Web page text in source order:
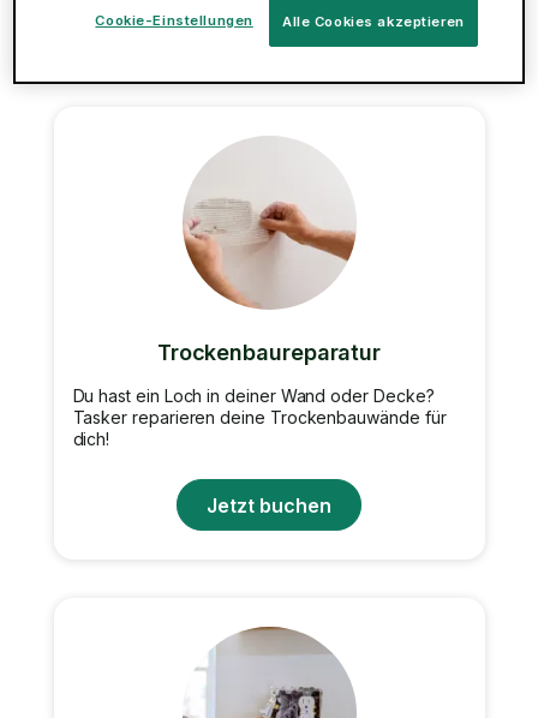
Jetzt buchen
Trockenbaureparatur
Du hast ein Loch in deiner Wand oder Decke?
Tasker reparieren deine Trockenbauwände für
dich!
Jetzt buchen
Alle Cookies akzeptieren
Cookie-Einstellungen